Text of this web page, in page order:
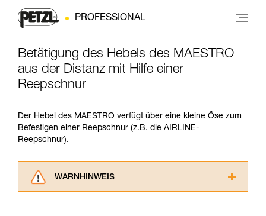
PROFESSIONAL
Betätigung des Hebels des MAESTRO
aus der Distanz mit Hilfe einer
Reepschnur
Der Hebel des MAESTRO verfügt über eine kleine Öse zum
Befestigen einer Reepschnur (z.B. die AIRLINE-
Reepschnur).
WARNHINWEIS